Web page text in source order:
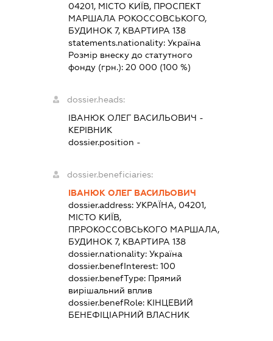
04201, МІСТО КИЇВ, ПРОСПЕКТ
МАРШАЛА РОКОССОВСЬКОГО,
БУДИНОК 7, КВАРТИРА 138
statements.nationality: Україна
Розмір внеску до статутного
фонду (грн.): 20 000 (100 %)
dossier.heads:
ІВАНЮК ОЛЕГ ВАСИЛЬОВИЧ -
КЕРІВНИК
dossier.position -
dossier.beneficiaries:
ІВАНЮК ОЛЕГ ВАСИЛЬОВИЧ
dossier.address: УКРАЇНА, 04201,
МІСТО КИЇВ,
ПР.РОКОССОВСЬКОГО МАРШАЛА,
БУДИНОК 7, КВАРТИРА 138
dossier.nationality: Україна
dossier.benefInterest: 100
dossier.benefType: Прямий
вирішальний вплив
dossier.benefRole: КІНЦЕВИЙ
БЕНЕФІЦІАРНИЙ ВЛАСНИК